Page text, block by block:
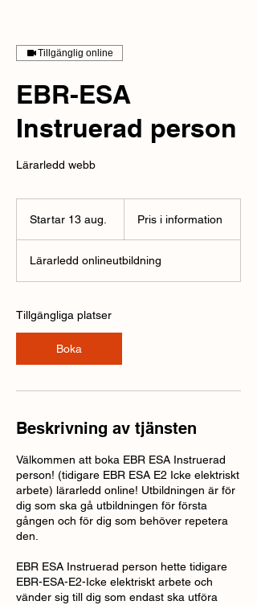
Tillgänglig online
EBR-ESA
Instruerad person
Lärarledd webb
Startar 13 aug.
r
t
r
information
Pris i information
Lärarledd onlineutbildning
Tillgängliga platser
Boka
Beskrivning av tjänsten
Välkommen att boka EBR ESA Instruerad
person! (tidigare EBR ESA E2 Icke elektriskt
arbete) lärarledd online! Utbildningen är för
dig som ska gå utbildningen för första
gången och för dig som behöver repetera
den.
EBR ESA Instruerad person hette tidigare
EBR-ESA-E2-Icke elektriskt arbete och
vänder sig till dig som endast ska utföra